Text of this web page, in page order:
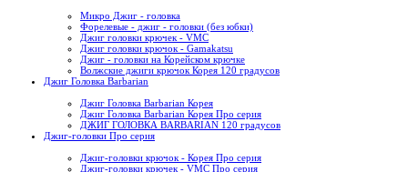
Микро Джиг - головка
Форелевые - джиг - головки (без юбки)
Джиг головки крючек - VMC
Джиг головки крючок - Gamakatsu
Джиг - головки на Корейском крючке
Волжские джиги крючок Корея 120 градусов
Джиг Головка Barbarian
Джиг Головка Barbarian Корея
Джиг Головка Barbarian Корея Про серия
ДЖИГ ГОЛОВКА BARBARIAN 120 градусов
Джиг-головки Про серия
Джиг-головки крючок - Корея Про серия
Джиг-головки крючек - VMC Про серия